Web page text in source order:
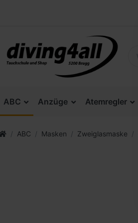
ABC Anzüge Atemregler
ABC Masken Zweiglasmaske